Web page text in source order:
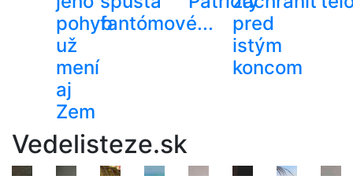
pohyb
už
mení
aj
Zem
fantómové...
pred
istým
koncom
Vedelisteze.sk